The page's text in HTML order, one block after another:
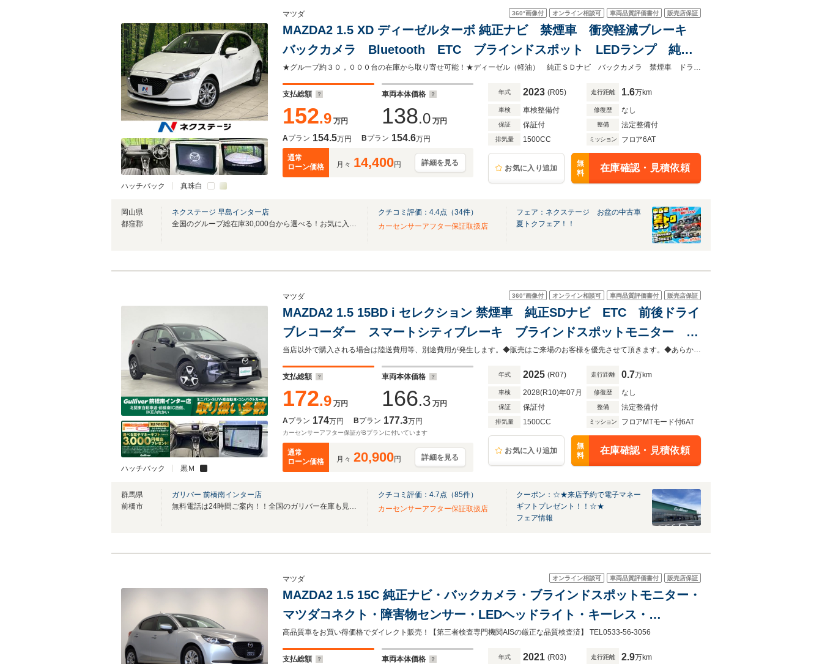
ハッチバック 真珠白
360°画像付 オンライン相談可 車両品質評価書付 販売店保証
マツダ
MAZDA2 1.5 XD ディーゼルターボ 純正ナビ 禁煙車 衝突軽減ブレーキ
バックカメラ Bluetooth ETC ブラインドスポット LEDランプ 純正
15インチアルミ パーキングセンサー ステアリングスイッチ
★グループ約３０，０００台の在庫から取り寄せ可能！★ディーゼル（軽油） 純正ＳＤナビ バックカメラ 禁煙車 ドラレコ コーナーセンサー ＬＥＤヘッド
支払総額
152.9 万円
車両本体価格
138.0 万円
Aプラン 154.5万円 Bプラン 154.6万円
通常
ローン価格
月々 14,400円 詳細を見る
年式 2023 (R05) 走行距離 1.6万km
車検 車検整備付 修復歴 なし
保証 保証付 整備 法定整備付
排気量 1500CC ミッション フロア6AT
お気に入り追加
無
料
在庫確認・見積依頼
岡山県
都窪郡
ネクステージ 早島インター店
全国のグループ総在庫30,000台から選べる！お気に入りの愛車がきっと見つかります！
クチコミ評価： 4.4点（34件）
カーセンサーアフター保証取扱店
フェア：ネクステージ お盆の中古車
夏トクフェア！！
ハッチバック 黒Ｍ
360°画像付 オンライン相談可 車両品質評価書付 販売店保証
マツダ
MAZDA2 1.5 15BD i セレクション 禁煙車 純正SDナビ ETC 前後ドライ
ブレコーダー スマートシティブレーキ ブラインドスポットモニター ク
リアランスソナー 前席シートヒーター ステアリングヒーター LEDオー
トライト AHB
当店以外で購入される場合は陸送費用等、別途費用が発生します。◆販売はご来場のお客様を優先させて頂きます。◆あらかじめご確認下さい※販売は一般のお客様に限ります
支払総額
172.9 万円
車両本体価格
166.3 万円
Aプラン 174万円 Bプラン 177.3万円
カーセンサーアフター保証がBプランに付いています
通常
ローン価格
月々 20,900円 詳細を見る
年式 2025 (R07) 走行距離 0.7万km
車検 2028(R10)年07月 修復歴 なし
保証 保証付 整備 法定整備付
排気量 1500CC ミッション フロアMTモード付6AT
お気に入り追加
無
料
在庫確認・見積依頼
群馬県
前橋市
ガリバー 前橋南インター店
無料電話は24時間ご案内！！全国のガリバー在庫も見たい方は一括照会が可能です！
クチコミ評価： 4.7点（85件）
カーセンサーアフター保証取扱店
クーポン：☆★来店予約で電子マネー
ギフトプレゼント！！☆★
フェア情報
オンライン相談可 車両品質評価書付 販売店保証
マツダ
MAZDA2 1.5 15C 純正ナビ・バックカメラ・ブラインドスポットモニター・
マツダコネクト・障害物センサー・LEDヘッドライト・キーレス・
Bluetooth・ETC
高品質車をお買い得価格でダイレクト販売！【第三者検査専門機関AISの厳正な品質検査済】 TEL0533-56-3056
支払総額 車両本体価格 年式 2021 (R03) 走行距離 2.9万km